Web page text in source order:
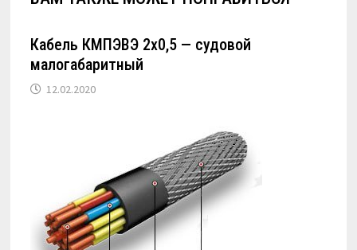
Кабель КМПЭВЭ 2х0,5 — судовой
малогабаритный
12.02.2020